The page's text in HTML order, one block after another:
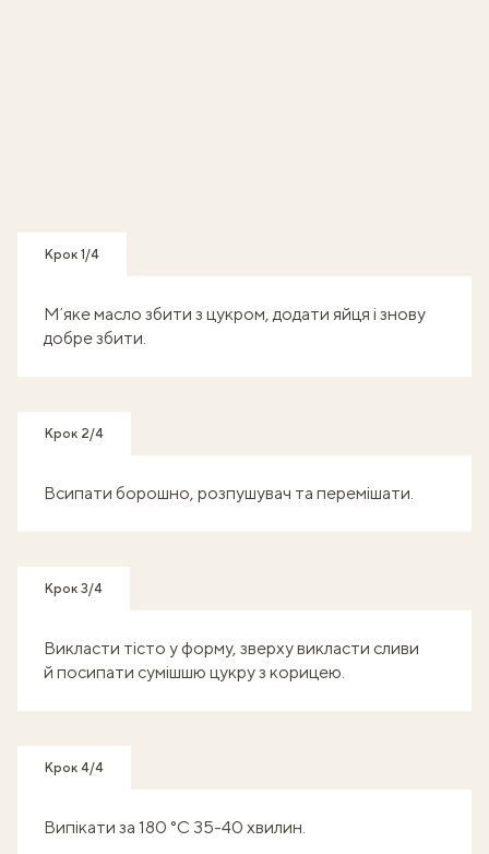
Крок 1/4
Мʼяке масло збити з цукром, додати яйця і знову
добре збити.
Крок 2/4
Всипати борошно, розпушувач та перемішати.
Крок 3/4
Викласти тісто у форму, зверху викласти сливи
й посипати сумішшю цукру з корицею.
Крок 4/4
Випікати за 180 °C 35-40 хвилин.